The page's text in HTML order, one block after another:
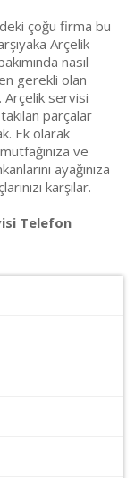
çoğu firma bu
Arçelik
nasıl
gerekli olan
servisi
parçalar
Ek olarak
ve
ayağınıza
karşılar.
Telefon